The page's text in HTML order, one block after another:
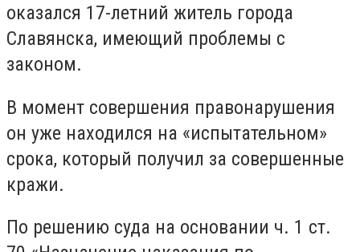
оказался 17-летний житель города
Славянска, имеющий проблемы с
законом.
В момент совершения правонарушения
он уже находился на «испытательном»
срока, который получил за совершенные
кражи.
По решению суда на основании ч. 1 ст.